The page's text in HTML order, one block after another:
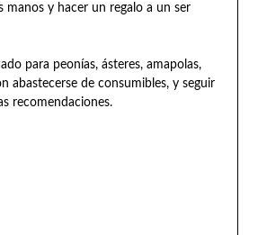
manos y hacer un regalo a un ser
para peonías, ásteres, amapolas,
abastecerse de consumibles, y seguir
recomendaciones.